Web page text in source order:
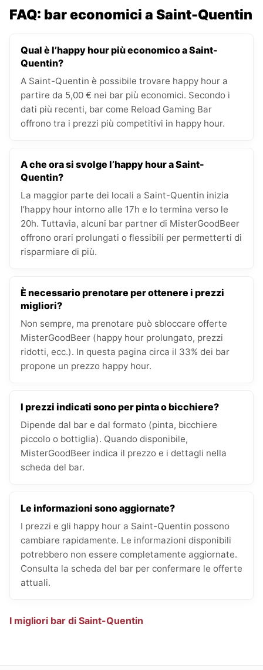
FAQ: bar economici a Saint-Quentin
Qual è l’happy hour più economico a Saint-
Quentin?
A Saint-Quentin è possibile trovare happy hour a
partire da 5,00 € nei bar più economici. Secondo i
dati più recenti, bar come Reload Gaming Bar
offrono tra i prezzi più competitivi in happy hour.
A che ora si svolge l’happy hour a Saint-
Quentin?
La maggior parte dei locali a Saint-Quentin inizia
l’happy hour intorno alle 17h e lo termina verso le
20h. Tuttavia, alcuni bar partner di MisterGoodBeer
offrono orari prolungati o flessibili per permetterti di
risparmiare di più.
È necessario prenotare per ottenere i prezzi
migliori?
Non sempre, ma prenotare può sbloccare offerte
MisterGoodBeer (happy hour prolungato, prezzi
ridotti, ecc.). In questa pagina circa il 33% dei bar
propone un prezzo happy hour.
I prezzi indicati sono per pinta o bicchiere?
Dipende dal bar e dal formato (pinta, bicchiere
piccolo o bottiglia). Quando disponibile,
MisterGoodBeer indica il prezzo e i dettagli nella
scheda del bar.
Le informazioni sono aggiornate?
I prezzi e gli happy hour a Saint-Quentin possono
cambiare rapidamente. Le informazioni disponibili
potrebbero non essere completamente aggiornate.
Consulta la scheda del bar per confermare le offerte
attuali.
I migliori bar di Saint-Quentin